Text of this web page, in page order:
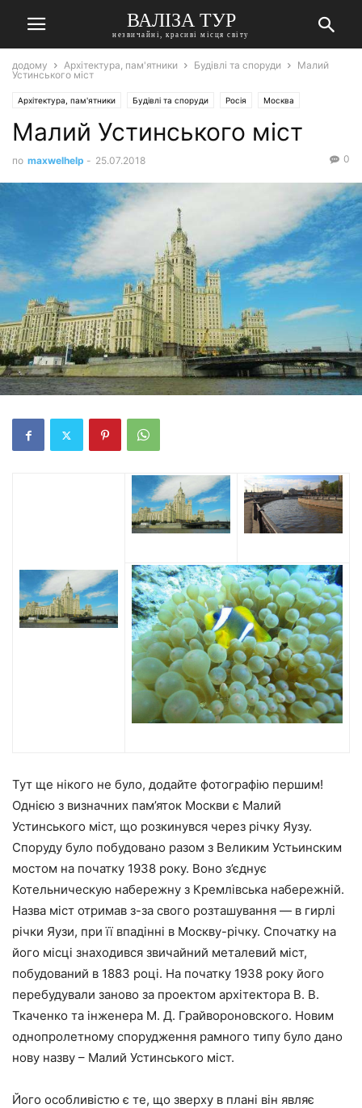
ВАЛІЗА ТУР
незвичайні, красиві місця світу
додому Архітектура, пам'ятники Будівлі та споруди
Малий
Устинського міст
Архітектура, пам'ятники Будівлі та споруди Росія Москва
Малий Устинського міст
по maxwelhelp - 25.07.2018 0
Тут ще нікого не було, додайте фотографію першим!
Однією з визначних пам’яток Москви є Малий
Устинського міст, що розкинувся через річку Яузу.
Споруду було побудовано разом з Великим Устьинским
мостом на початку 1938 року. Воно з’єднує
Котельническую набережну з Кремлівська набережній.
Назва міст отримав з-за свого розташування — в гирлі
річки Яузи, при її впадінні в Москву-річку. Спочатку на
його місці знаходився звичайний металевий міст,
побудований в 1883 році. На початку 1938 року його
перебудували заново за проектом архітектора В. В.
Ткаченко та інженера М. Д. Грайвороновского. Новим
однопролетному спорудження рамного типу було дано
нову назву – Малий Устинського міст.
Його особливістю є те, що зверху в плані він являє